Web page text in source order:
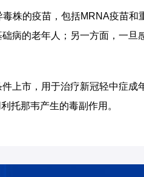
株的疫苗，包括MRNA疫苗和
病的老年人；另一方面，一旦
上市，用于治疗新冠轻中症成
托那韦产生的毒副作用。